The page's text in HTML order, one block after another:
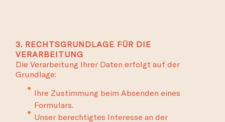
3. RECHTSGRUNDLAGE FÜR DIE
VERARBEITUNG
Die Verarbeitung Ihrer Daten erfolgt auf der
Grundlage:
Ihre Zustimmung beim Absenden eines
Formulars.
Unser berechtigtes Interesse an der